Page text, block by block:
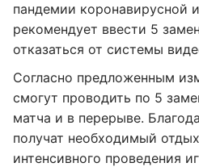
пандемии коронавирусной
рекомендует ввести 5
отказаться от системы
Согласно предложенным
смогут проводить по 5
матча и в перерыве.
получат необходимый
интенсивного проведения